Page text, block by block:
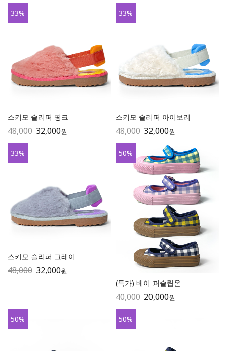
33%
스키모 슬리퍼 핑크
48,000 32,000원
33%
스키모 슬리퍼 아이보리
48,000 32,000원
33%
스키모 슬리퍼 그레이
48,000 32,000원
50%
(특가) 베이 퍼슬립온
40,000 20,000원
50% 50%